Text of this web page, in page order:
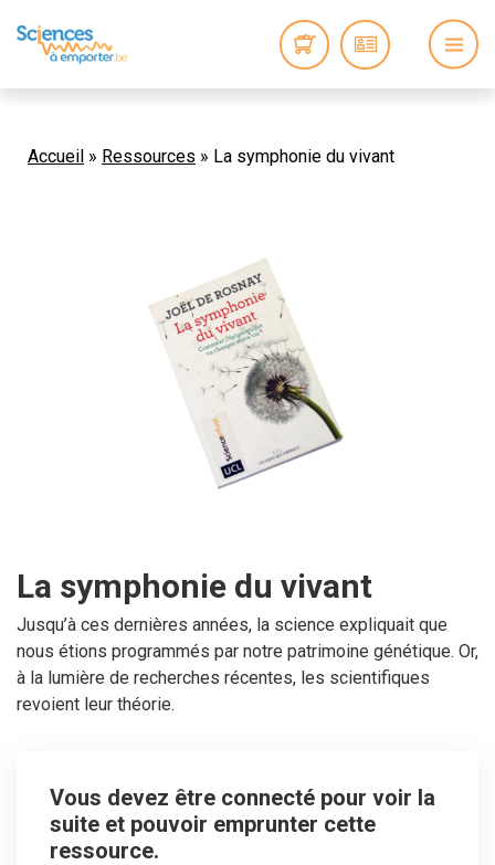
Accueil » Ressources » La symphonie du vivant
La symphonie du vivant
Jusqu’à ces dernières années, la science expliquait que
nous étions programmés par notre patrimoine génétique. Or,
à la lumière de recherches récentes, les scientifiques
revoient leur théorie.
Vous devez être connecté pour voir la
suite et pouvoir emprunter cette
ressource.